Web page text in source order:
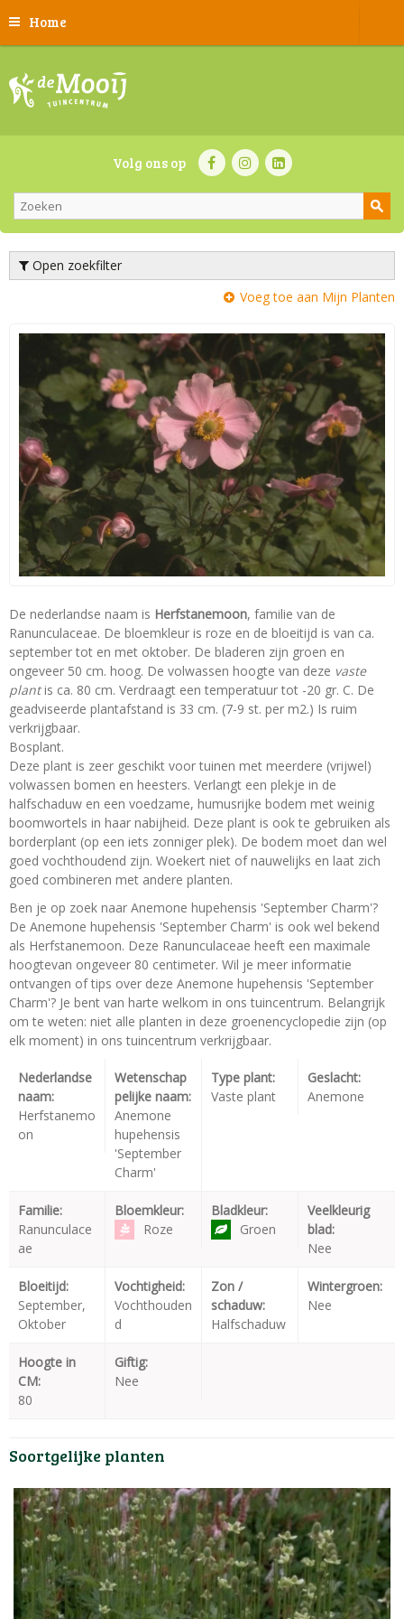
Home
Volg ons op
Open zoekfilter
Voeg toe aan Mijn Planten
De nederlandse naam is Herfstanemoon, familie van de
Ranunculaceae. De bloemkleur is roze en de bloeitijd is van ca.
september tot en met oktober. De bladeren zijn groen en
ongeveer 50 cm. hoog. De volwassen hoogte van deze vaste
plantis ca. 80 cm. Verdraagt een temperatuur tot -20 gr. C. De
geadviseerde plantafstand is 33 cm. (7-9 st. per m2.) Is ruim
verkrijgbaar.
Bosplant.
Deze plant is zeer geschikt voor tuinen met meerdere (vrijwel)
volwassen bomen en heesters. Verlangt een plekje in de
halfschaduw en een voedzame, humusrijke bodem met weinig
boomwortels in haar nabijheid. Deze plant is ook te gebruiken als
borderplant (op een iets zonniger plek). De bodem moet dan wel
goed vochthoudend zijn. Woekert niet of nauwelijks en laat zich
goed combineren met andere planten.
Ben je op zoek naar Anemone hupehensis 'September Charm'?
De Anemone hupehensis 'September Charm' is ook wel bekend
als Herfstanemoon. Deze Ranunculaceae heeft een maximale
hoogtevan ongeveer 80 centimeter. Wil je meer informatie
ontvangen of tips over deze Anemone hupehensis 'September
Charm'? Je bent van harte welkom in ons tuincentrum. Belangrijk
om te weten: niet alle planten in deze groenencyclopedie zijn (op
elk moment) in ons tuincentrum verkrijgbaar.
Nederlandse
naam:
Herfstanemo
on
Wetenschap
pelijke naam:
Anemone
hupehensis
'September
Charm'
Type plant:
Vaste plant
Geslacht:
Anemone
Familie:
Ranunculace
ae
Bloemkleur:
Roze
Bladkleur:
Groen
Veelkleurig
blad:
Nee
Bloeitijd:
September,
Oktober
Vochtigheid:
Vochthouden
d
Zon /
schaduw:
Halfschaduw
Wintergroen:
Nee
Hoogte in
CM:
80
Giftig:
Nee
Soortgelijke planten